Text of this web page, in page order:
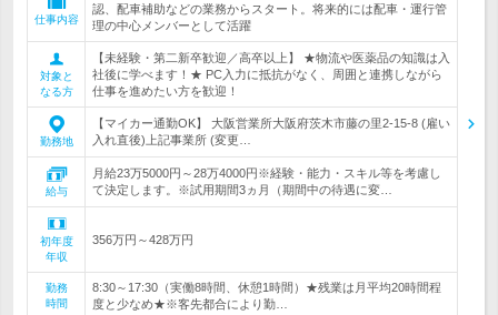
仕事内容
認、配車補助などの業務からスタート。将来的には配車・運行管
理の中心メンバーとして活躍
対象と
なる方
【未経験・第二新卒歓迎／高卒以上】 ★物流や医薬品の知識は入
社後に学べます！★ PC入力に抵抗がなく、周囲と連携しながら
仕事を進めたい方を歓迎！
勤務地
【マイカー通勤OK】 大阪営業所大阪府茨木市藤の里2-15-8 (雇い
入れ直後)上記事業所 (変更…
給与
月給23万5000円～28万4000円※経験・能力・スキル等を考慮し
て決定します。※試用期間3ヵ月（期間中の待遇に変…
初年度
年収
356万円～428万円
勤務
時間
8:30～17:30（実働8時間、休憩1時間）★残業は月平均20時間程
度と少なめ★※客先都合により勤…